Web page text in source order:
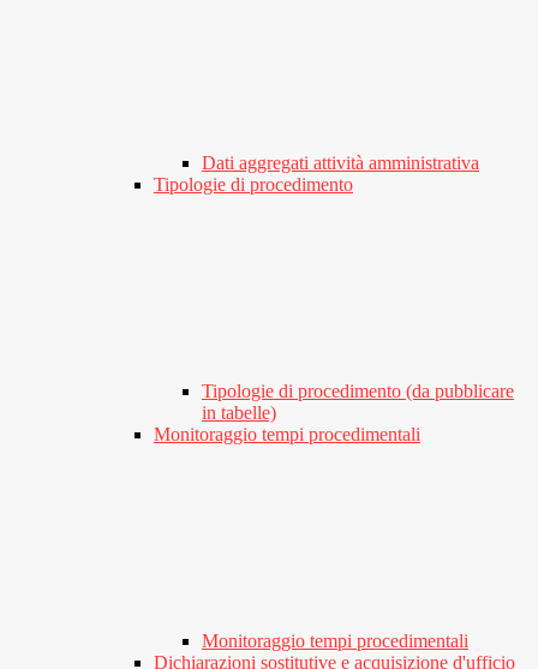
Dati aggregati attività amministrativa
Tipologie di procedimento
Tipologie di procedimento (da pubblicare
in tabelle)
Monitoraggio tempi procedimentali
Monitoraggio tempi procedimentali
Dichiarazioni sostitutive e acquisizione d'ufficio